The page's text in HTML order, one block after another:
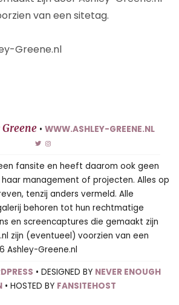
van een sitetag.
Greene.nl
• WWW.ASHLEY-GREENE.NL
fansite en heeft daarom ook geen
management of projecten. Alles op
tenzij anders vermeld. Alle
behoren tot hun rechtmatige
en screencaptures die gemaakt zijn
zijn (eventueel) voorzien van een
Ashley-Greene.nl
• DESIGNED BY NEVER ENOUGH
• HOSTED BY FANSITEHOST